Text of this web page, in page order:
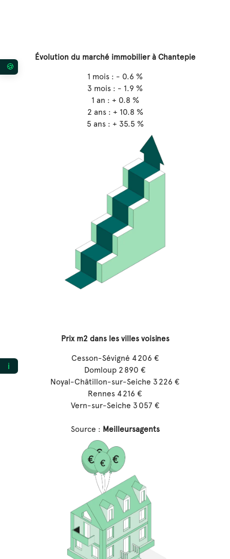
Évolution du marché immobilier à Chantepie
1 mois : - 0.6 %
3 mois : - 1.9 %
1 an : + 0.8 %
2 ans : + 10.8 %
5 ans : + 35.5 %
Prix m2 dans les villes voisines
Cesson-Sévigné 4 206 €
Domloup 2 890 €
Noyal-Châtillon-sur-Seiche 3 226 €
Rennes 4 216 €
Vern-sur-Seiche 3 057 €
Source : Meilleursagents
ℹ️
Vos préférences en matière de consentement